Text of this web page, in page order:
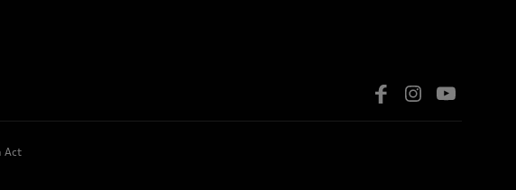
Act